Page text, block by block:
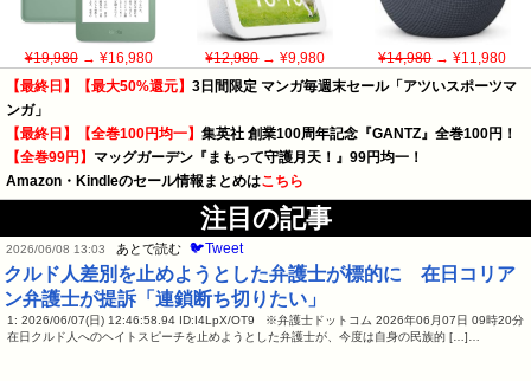
¥19,980→ ¥16,980 ¥12,980→ ¥9,980 ¥14,980→ ¥11,980
【最終日】【最大50%還元】 3日間限定 マンガ毎週末セール「アツいスポーツマ
ンガ」
【最終日】【全巻100円均一】 集英社 創業100周年記念『GANTZ』全巻100円！
【全巻99円】 マッグガーデン『まもって守護月天！』99円均一！
Amazon・Kindleのセール情報まとめはこちら
注目の記事
2026/06/08 13:03 あとで読む 🐦Tweet
クルド人差別を止めようとした弁護士が標的に 在日コリア
ン弁護士が提訴「連鎖断ち切りたい」
1: 2026/06/07(日) 12:46:58.94 ID:I4LpX/OT9 ※弁護士ドットコム 2026年06月07日 09時20分
在日クルド人へのヘイトスピーチを止めようとした弁護士が、今度は自身の民族的 […]…